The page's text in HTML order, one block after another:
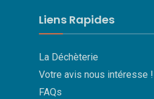
Liens Rapides
La Déchèterie
Votre avis nous intéresse !
FAQs